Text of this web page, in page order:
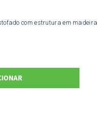
com estrutura em madeira